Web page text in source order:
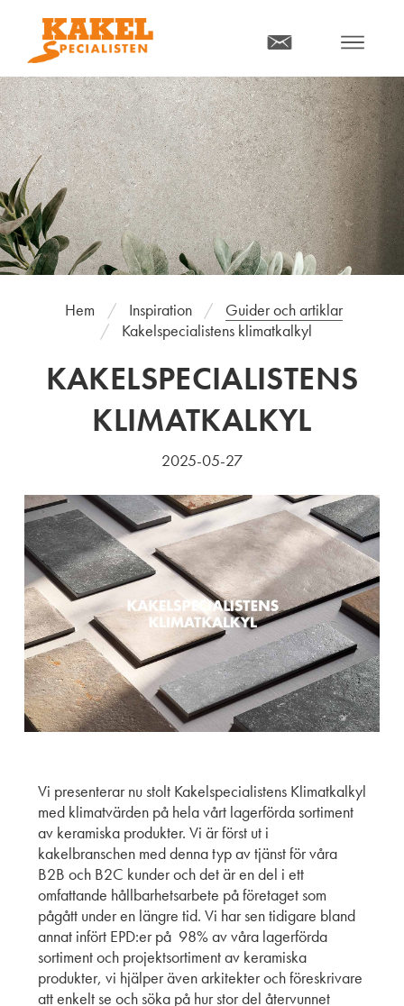
MENY
Hem Inspiration
Guider och artiklar
Kakelspecialistens klimatkalkyl
KAKELSPECIALISTENS
KLIMATKALKYL
2025-05-27
Vi presenterar nu stolt Kakelspecialistens Klimatkalkyl
med klimatvärden på hela vårt lagerförda sortiment
av keramiska produkter. Vi är först ut i
kakelbranschen med denna typ av tjänst för våra
B2B och B2C kunder och det är en del i ett
omfattande hållbarhetsarbete på företaget som
pågått under en längre tid. Vi har sen tidigare bland
annat infört EPD:er på 98% av våra lagerförda
sortiment och projektsortiment av keramiska
produkter, vi hjälper även arkitekter och föreskrivare
att enkelt se och söka på hur stor del återvunnet